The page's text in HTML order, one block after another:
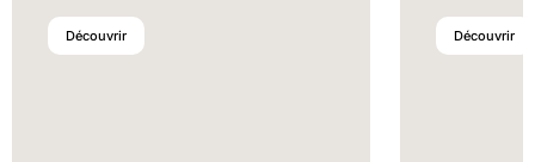
Découvrir Découvrir